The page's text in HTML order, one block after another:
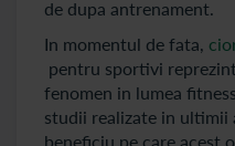
de dupa antrenament.
In momentul de fata,
pentru sportivi
fenomen in lumea
studii realizate in ultimii
beneficiu pe care acest